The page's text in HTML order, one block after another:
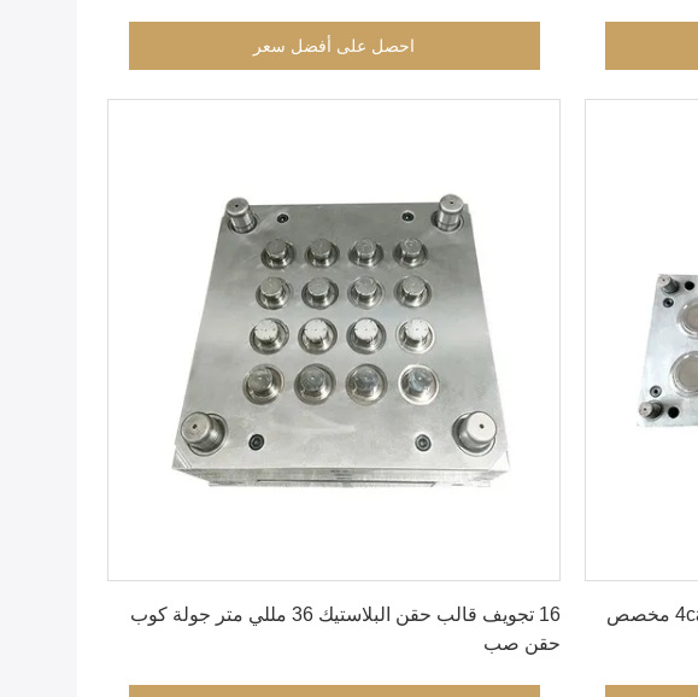
احصل على أفضل سعر
500 مل كرين جرة حقن صب الكؤوس 4cavity مخصص
16 تجويف قالب حقن البلاستيك 36 مللي متر جولة كوب
حقن صب